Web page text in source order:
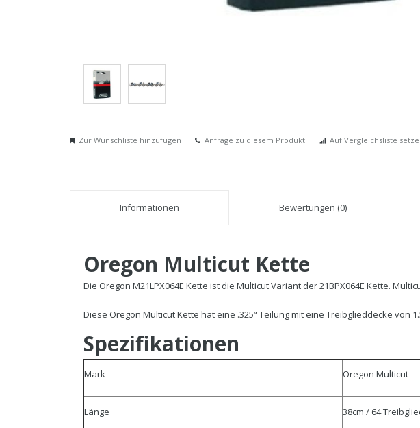
Zur Wunschliste hinzufügen Anfrage zu diesem Produkt Auf Vergleichsliste
Informationen Bewertungen (0)
Oregon Multicut Kette
Die Oregon M21LPX064E Kette ist die Multicut Variant der 21BPX064E Kette.
Diese Oregon Multicut Kette hat eine .325“ Teilung mit eine Treibglieddecke
Spezifikationen
Mark Oregon Multicut
Länge 38cm / 64